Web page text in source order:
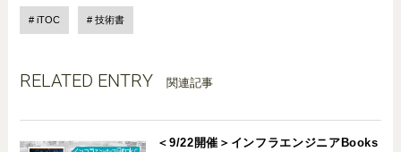
iTOC 技術書
RELATED ENTRY 関連記事
＜9/22開催＞インフラエンジニアBooks